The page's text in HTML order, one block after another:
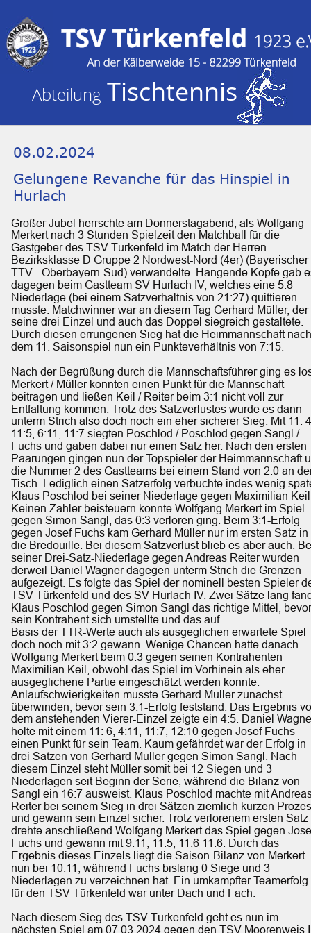
Gelungene Revanche für das Hinspiel in
Hurlach
08.02.2024
Großer Jubel herrschte am Donnerstagabend, als Wolfgang
Merkert nach 3 Stunden Spielzeit den Matchball für die
Gastgeber des TSV Türkenfeld im Match der Herren
Bezirksklasse D Gruppe 2 Nordwest-Nord (4er) (Bayerischer
TTV - Oberbayern-Süd) verwandelte. Hängende Köpfe gab
dagegen beim Gastteam SV Hurlach IV, welches eine 5:8
Niederlage (bei einem Satzverhältnis von 21:27) quittieren
musste. Matchwinner war an diesem Tag Gerhard Müller, der
seine drei Einzel und auch das Doppel siegreich gestaltete.
Durch diesen errungenen Sieg hat die Heimmannschaft
dem 11. Saisonspiel nun ein Punkteverhältnis von 7:15.
Nach der Begrüßung durch die Mannschaftsführer ging es
Merkert / Müller konnten einen Punkt für die Mannschaft
beitragen und ließen Keil / Reiter beim 3:1 nicht voll zur
Entfaltung kommen. Trotz des Satzverlustes wurde es dann
unterm Strich also doch noch ein eher sicherer Sieg. Mit 11:
11:5, 6:11, 11:7 siegten Poschlod / Poschlod gegen Sangl /
Fuchs und gaben dabei nur einen Satz her. Nach den ersten
Paarungen gingen nun der Topspieler der Heimmannschaft
die Nummer 2 des Gastteams bei einem Stand von 2:0 an
Tisch. Lediglich einen Satzerfolg verbuchte indes wenig
Klaus Poschlod bei seiner Niederlage gegen Maximilian
Keinen Zähler beisteuern konnte Wolfgang Merkert im Spiel
gegen Simon Sangl, das 0:3 verloren ging. Beim 3:1-Erfolg
gegen Josef Fuchs kam Gerhard Müller nur im ersten Satz in
die Bredouille. Bei diesem Satzverlust blieb es aber auch.
seiner Drei-Satz-Niederlage gegen Andreas Reiter wurden
derweil Daniel Wagner dagegen unterm Strich die Grenzen
aufgezeigt. Es folgte das Spiel der nominell besten Spieler
TSV Türkenfeld und des SV Hurlach IV. Zwei Sätze lang
Klaus Poschlod gegen Simon Sangl das richtige Mittel,
sein Kontrahent sich umstellte und das auf
Basis der TTR-Werte auch als ausgeglichen erwartete Spiel
doch noch mit 3:2 gewann. Wenige Chancen hatte danach
Wolfgang Merkert beim 0:3 gegen seinen Kontrahenten
Maximilian Keil, obwohl das Spiel im Vorhinein als eher
ausgeglichene Partie eingeschätzt werden konnte.
Anlaufschwierigkeiten musste Gerhard Müller zunächst
überwinden, bevor sein 3:1-Erfolg feststand. Das Ergebnis
dem anstehenden Vierer-Einzel zeigte ein 4:5. Daniel
holte mit einem 11: 6, 4:11, 11:7, 12:10 gegen Josef Fuchs
einen Punkt für sein Team. Kaum gefährdet war der Erfolg in
drei Sätzen von Gerhard Müller gegen Simon Sangl. Nach
diesem Einzel steht Müller somit bei 12 Siegen und 3
Niederlagen seit Beginn der Serie, während die Bilanz von
Sangl ein 16:7 ausweist. Klaus Poschlod machte mit
Reiter bei seinem Sieg in drei Sätzen ziemlich kurzen
und gewann sein Einzel sicher. Trotz verlorenem ersten Satz
drehte anschließend Wolfgang Merkert das Spiel gegen
Fuchs und gewann mit 9:11, 11:5, 11:6 11:6. Durch das
Ergebnis dieses Einzels liegt die Saison-Bilanz von Merkert
nun bei 10:11, während Fuchs bislang 0 Siege und 3
Niederlagen zu verzeichnen hat. Ein umkämpfter Teamerfolg
für den TSV Türkenfeld war unter Dach und Fach.
Nach diesem Sieg des TSV Türkenfeld geht es nun im
nächsten Spiel am 07.03.2024 gegen den TSV Moorenweis
Abteilung Tischtennis